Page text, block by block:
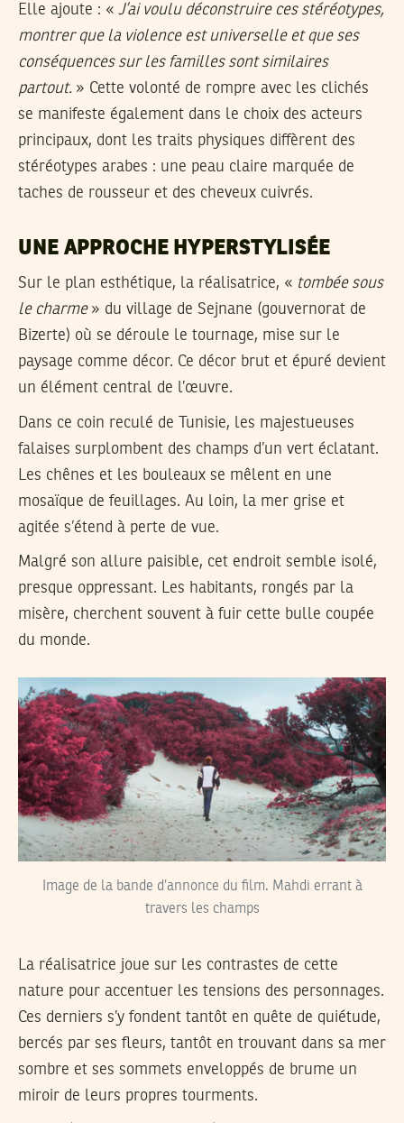
Elle ajoute : « J’ai voulu déconstruire ces stéréotypes,
montrer que la violence est universelle et que ses
conséquences sur les familles sont similaires
partout. » Cette volonté de rompre avec les clichés
se manifeste également dans le choix des acteurs
principaux, dont les traits physiques diffèrent des
stéréotypes arabes : une peau claire marquée de
taches de rousseur et des cheveux cuivrés.
UNE APPROCHE HYPERSTYLISÉE
Sur le plan esthétique, la réalisatrice, « tombée sous
le charme» du village de Sejnane (gouvernorat de
Bizerte) où se déroule le tournage, mise sur le
paysage comme décor. Ce décor brut et épuré devient
un élément central de l’œuvre.
Dans ce coin reculé de Tunisie, les majestueuses
falaises surplombent des champs d’un vert éclatant.
Les chênes et les bouleaux se mêlent en une
mosaïque de feuillages. Au loin, la mer grise et
agitée s’étend à perte de vue.
Malgré son allure paisible, cet endroit semble isolé,
presque oppressant. Les habitants, rongés par la
misère, cherchent souvent à fuir cette bulle coupée
du monde.
Image de la bande d’annonce du film. Mahdi errant à
travers les champs
La réalisatrice joue sur les contrastes de cette
nature pour accentuer les tensions des personnages.
Ces derniers s’y fondent tantôt en quête de quiétude,
bercés par ses fleurs, tantôt en trouvant dans sa mer
sombre et ses sommets enveloppés de brume un
miroir de leurs propres tourments.